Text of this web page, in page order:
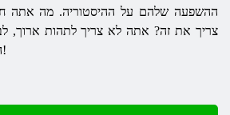
ההשפעה שלהם על ההיסטוריה. מה אתה
צריך את זה? אתה לא צריך לתהות ארוך,
האישי. בואו חיוכי מזל לך!